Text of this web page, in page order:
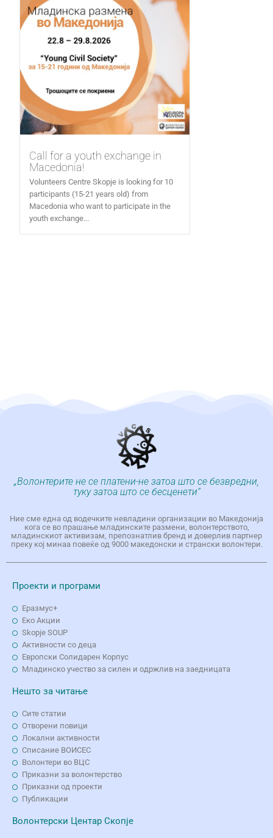
Call for a youth exchange in
Macedonia!
Volunteers Centre Skopje is looking for 10
participants (15-21 years old) from
Macedonia who want to participate in the
youth exchange...
„Волонтерите не се платени-не затоа што се безвредни,
туку затоа што се бесценети“
Ние сме една од водечките невладини организации во Македонија
кога се во прашање младинските размени, волонтерството,
младинскиот активизам, препознатлив бренд и доверлив партнер
преку кој минаа повеќе од 9000 македонски и странски волонтери.
Проекти и програми
Еразмус+
Еко Aкции
Skopje SOUP
Активности со деца
Европски Солидарен Корпус
Младинско учество за силен и одржлив на заедницата
Нешто за читање
Сите статии
Отворени повици
Локални активности
Списание ВОИСЕС
Волонтери во ВЦС
Приказни за волонтерство
Приказни од проекти
Публикации
Волонтерски Центар Скопје